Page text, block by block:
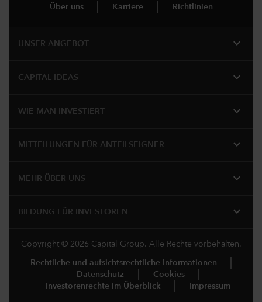
Über uns
Karriere Richtlinien
UNSER ANGEBOT expand_more
CAPITAL IDEAS expand_more
WIE MAN INVESTIERT expand_more
MITTEILUNGEN FÜR ANTEILSEIGNER expand_more
MEHR ÜBER UNS expand_more
BILDUNG FÜR INVESTOREN expand_more
Copyright © 2026 Capital Group. Alle Rechte vorbehalten.
Rechtliche und aufsichtsrechtliche Informationen
Datenschutz
Cookies
Investorenrechte im Überblick
Impressum